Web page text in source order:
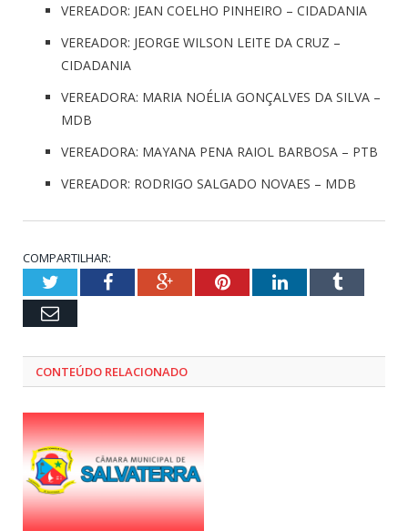
VEREADOR: JEAN COELHO PINHEIRO – CIDADANIA
VEREADOR: JEORGE WILSON LEITE DA CRUZ –
CIDADANIA
VEREADORA: MARIA NOÉLIA GONÇALVES DA SILVA –
MDB
VEREADORA: MAYANA PENA RAIOL BARBOSA – PTB
VEREADOR: RODRIGO SALGADO NOVAES – MDB
COMPARTILHAR:
TwitterFacebookGoogle+PinterestLinkedInTumblr
Email
CONTEÚDO RELACIONADO